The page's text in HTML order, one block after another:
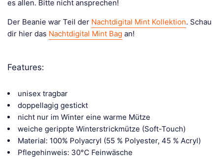
es allen. Bitte nicht ansprechen!
Der Beanie war Teil der Nachtdigital Mint Kollektion. Schau
dir hier das Nachtdigital Mint Bag an!
Features:
unisex tragbar
doppellagig gestickt
nicht nur im Winter eine warme Mütze
weiche gerippte Winterstrickmütze (Soft-Touch)
Material: 100% Polyacryl (55 % Polyester, 45 % Acryl)
Pflegehinweis: 30°C Feinwäsche